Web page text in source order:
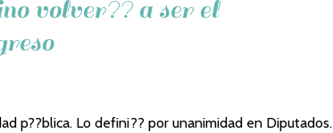
volver?? a ser el
p??blica. Lo defini?? por unanimidad en Diputados.